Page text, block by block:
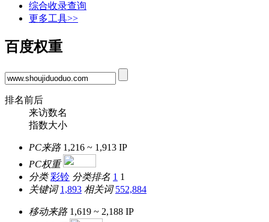
综合收录查询
更多工具>>
百度权重
排名前后
来访数名
指数大小
PC来路 1,216 ~ 1,913 IP
PC权重
分类 彩铃 分类排名 1 1
关键词 1,893 相关词 552,884
移动来路 1,619 ~ 2,188 IP